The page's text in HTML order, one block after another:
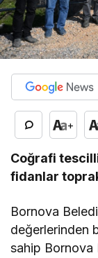
+
Coğrafi
fidanlar
Bornova
değerlerinden
sahip Bornova